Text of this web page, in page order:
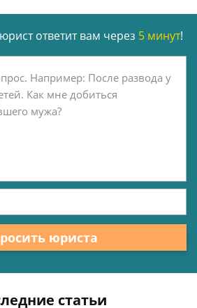
ответит вам через 5 минут!
юриста
статьи